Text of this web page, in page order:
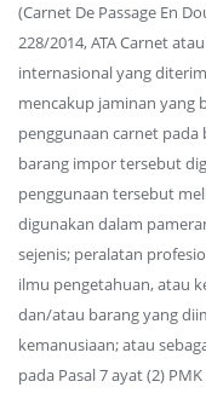
(Carnet De Passage En
228/2014, ATA Carnet
internasional yang
mencakup jaminan yang
penggunaan carnet
barang impor tersebut
penggunaan tersebut
digunakan dalam
sejenis; peralatan
ilmu pengetahuan, atau
dan/atau barang yang
kemanusiaan; atau
pada Pasal 7 ayat (2)